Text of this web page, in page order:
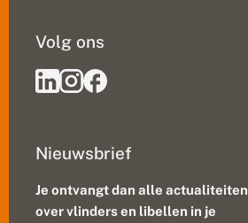
Nieuwsbrief
Je ontvangt dan alle actualiteiten
over vlinders en libellen in je
Volg ons